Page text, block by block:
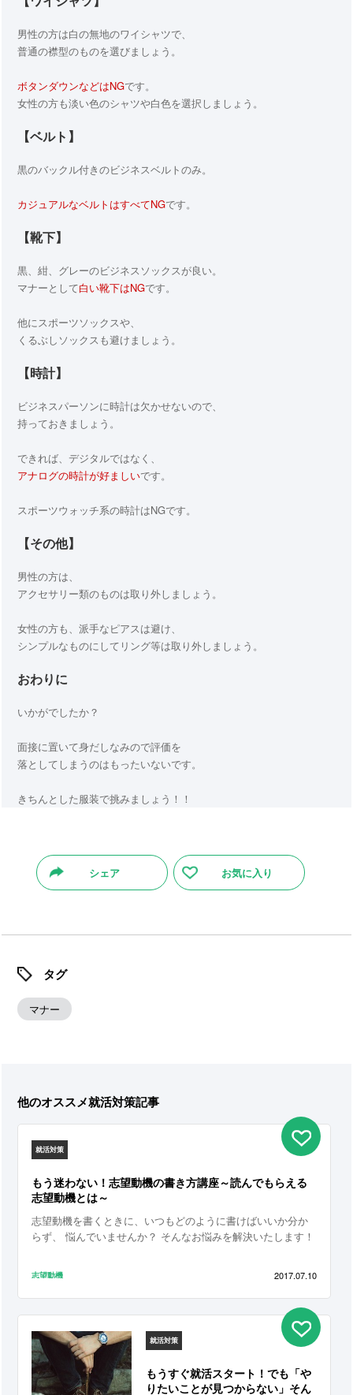
男性の方は白の無地のワイシャツで、
普通の襟型のものを選びましょう。
ボタンダウンなどはNGです。
女性の方も淡い色のシャツや白色を選択しましょう。
【ベルト】
黒のバックル付きのビジネスベルトのみ。
カジュアルなベルトはすべてNGです。
【靴下】
黒、紺、グレーのビジネスソックスが良い。
マナーとして白い靴下はNGです。
他にスポーツソックスや、
くるぶしソックスも避けましょう。
【時計】
ビジネスパーソンに時計は欠かせないので、
持っておきましょう。
できれば、デジタルではなく、
アナログの時計が好ましいです。
スポーツウォッチ系の時計はNGです。
【その他】
男性の方は、
アクセサリー類のものは取り外しましょう。
女性の方も、派手なピアスは避け、
シンプルなものにしてリング等は取り外しましょう。
おわりに
いかがでしたか？
面接に置いて身だしなみので評価を
落としてしまうのはもったいないです。
きちんとした服装で挑みましょう！！
シェア お気に入り
タグ
マナー
他のオススメ就活対策記事
就活対策
もう迷わない！志望動機の書き方講座～読んでもらえる
志望動機とは～
志望動機を書くときに、いつもどのように書けばいいか分か
らず、 悩んでいませんか？ そんなお悩みを解決いたします！
志望動機 2017.07.10
就活対策
もうすぐ就活スタート！でも「や
りたいことが見つからない」そん